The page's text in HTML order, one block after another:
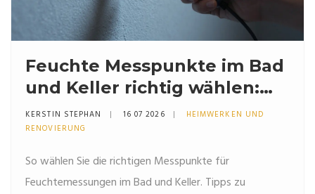
Feuchte Messpunkte im Bad
und Keller richtig wählen:
Die richtige Positionierung
für genaue Werte
KERSTIN STEPHAN 16 07 2026
HEIMWERKEN UND
RENOVIERUNG
So wählen Sie die richtigen Messpunkte für
Feuchtemessungen im Bad und Keller. Tipps zu